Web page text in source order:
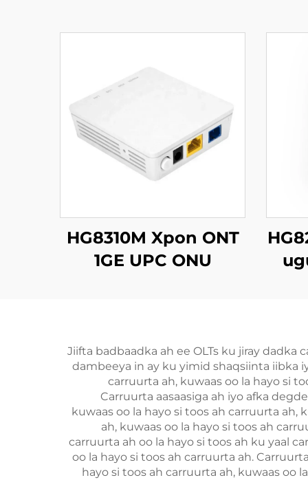
HG8310M Xpon ONT
1GE UPC ONU
Jiifta badbaadka ah ee OLTs ku jiray
dambeeya in ay ku yimid shaqsiinta iibka
carruurta ah, kuwaas oo la hayo si
Carruurta aasaasiga ah iyo afka
kuwaas oo la hayo si toos ah carruurta ah,
ah, kuwaas oo la hayo si toos ah
carruurta ah oo la hayo si toos ah ku yaal
oo la hayo si toos ah carruurta ah.
hayo si toos ah carruurta ah, kuwaas oo